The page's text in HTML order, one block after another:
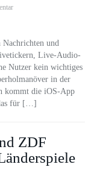
und
Live-Audio-
Nutzer kein wichtiges
in der
kommt die iOS-App
für […]
ZDF